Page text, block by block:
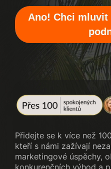
Ano! Chci mluvit
Přidejte se k více než
kteří s námi zažívají
marketingové úspěchy,